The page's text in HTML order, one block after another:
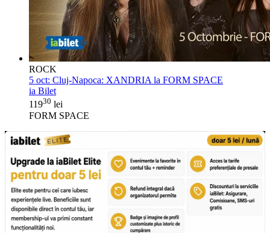
ROCK
5 oct: Cluj-Napoca: XANDRIA la FORM SPACE
ia Bilet
11930 lei
FORM SPACE